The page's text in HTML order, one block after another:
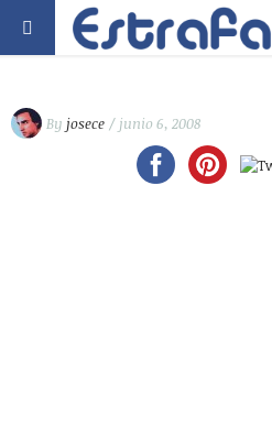
By josece / junio 6, 2008